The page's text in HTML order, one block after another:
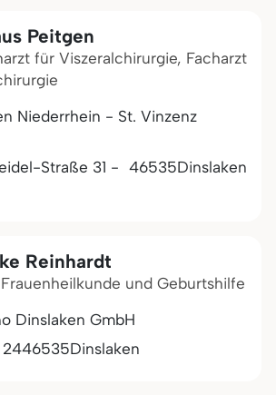
Peitgen
für Viszeralchirurgie, Facharzt
Niederrhein - St. Vinzenz
Straße 31 - 46535Dinslaken
Reinhardt
und Geburtshilfe
Dinslaken GmbH
2446535Dinslaken